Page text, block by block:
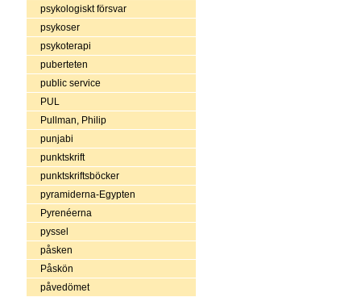
psykologiskt försvar
psykoser
psykoterapi
puberteten
public service
PUL
Pullman, Philip
punjabi
punktskrift
punktskriftsböcker
pyramiderna-Egypten
Pyrenéerna
pyssel
påsken
Påskön
påvedömet